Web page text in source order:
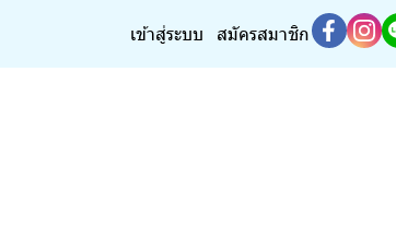
เข้าสู่ระบบ สมัครสมาชิก